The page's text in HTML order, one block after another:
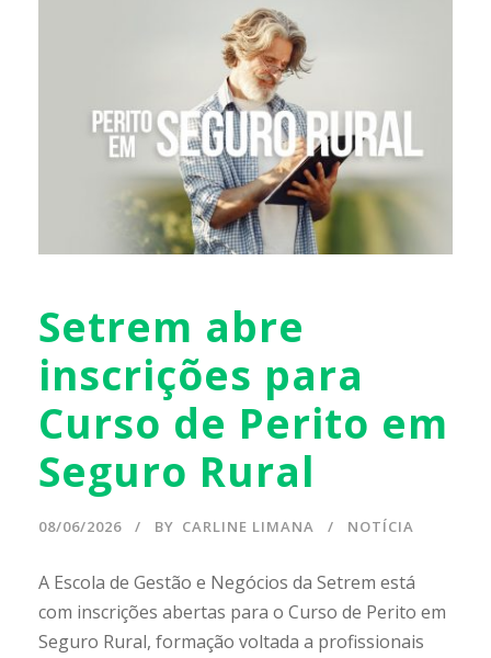
Setrem abre
inscrições para
Curso de Perito em
Seguro Rural
08/06/2026 BY CARLINE LIMANA NOTÍCIA
A Escola de Gestão e Negócios da Setrem está
com inscrições abertas para o Curso de Perito em
Seguro Rural, formação voltada a profissionais